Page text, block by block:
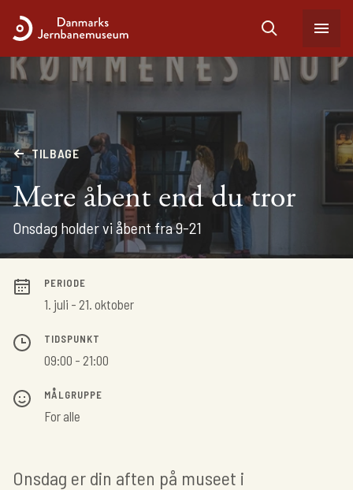
TILBAGE
Mere åbent end du tror
Onsdag holder vi åbent fra 9-21
PERIODE
1. juli - 21. oktober
TIDSPUNKT
09:00 - 21:00
MÅLGRUPPE
For alle
Onsdag er din aften på museet i